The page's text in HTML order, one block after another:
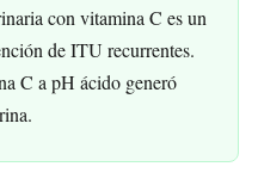
con vitamina C es un
de ITU recurrentes.
C a pH ácido generó